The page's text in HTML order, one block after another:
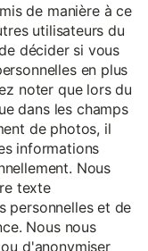
de manière à ce
utilisateurs du
décider si vous
en plus
noter que lors du
dans les champs
de photos, il
informations
Nous
texte
personnelles et de
Nous nous
d'anonymiser